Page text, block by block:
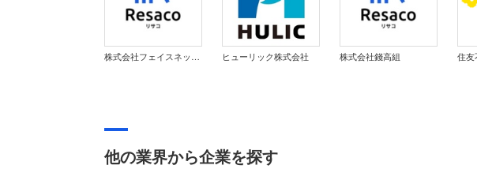
株式会社フェイスネットワーク ヒューリック株式会社 株式会社錢高組
他の業界から企業を探す